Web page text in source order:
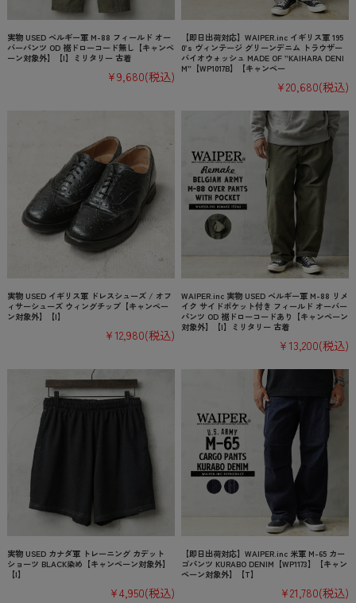
実物 USED ベルギー軍 M-88 フィールド オー
バーパンツ OD 裾ドローコード無し【キャンペ
ーン対象外】【I】ミリタリー 古着
¥9,680(税込)
【即日出荷対応】WAIPER.inc イギリス軍 195
0’s ヴィンテージ グリーンデニム トラウザー
バイオウォッシュ MADE OF ”KAIHARA DENI
M”【WP1017B】【キャンペー
¥20,680(税込)
実物 USED イギリス軍 ドレスシューズ / オフ
ィサーシューズ ウィングチップ【キャンペー
ン対象外】【I】
¥12,980(税込)
WAIPER.inc 実物 USED ベルギー軍 M-88 リメ
イク サイドポケット付き フィールド オーバー
パンツ OD 裾ドローコードあり【キャンペーン
対象外】【I】ミリタリー 古着
¥13,200(税込)
実物 USED カナダ軍 トレーニング カデット
ショーツ BLACK染め【キャンペーン対象外】
【I】
¥4,950(税込)
【即日出荷対応】WAIPER.inc 米軍 M-65 カー
ゴパンツ KURABO DENIM【WP1173】【キャン
ペーン対象外】【T】
¥21,780(税込)